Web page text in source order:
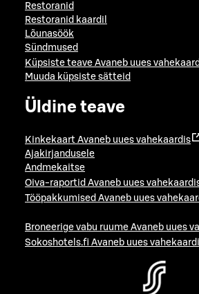
Restoranid
Restoranid kaardil
Lõunasöök
Sündmused
Küpsiste teave Avaneb uues
Muuda küpsiste sätteid
Üldine teave
Kinkekaart Avaneb uues vahekaardis
Ajakirjandusele
Andmekaitse
Oiva-raportid Avaneb uues
Tööpakkumised Avaneb uues
Broneerige vabu ruume Avaneb uues
Sokoshotels.fi Avaneb uues